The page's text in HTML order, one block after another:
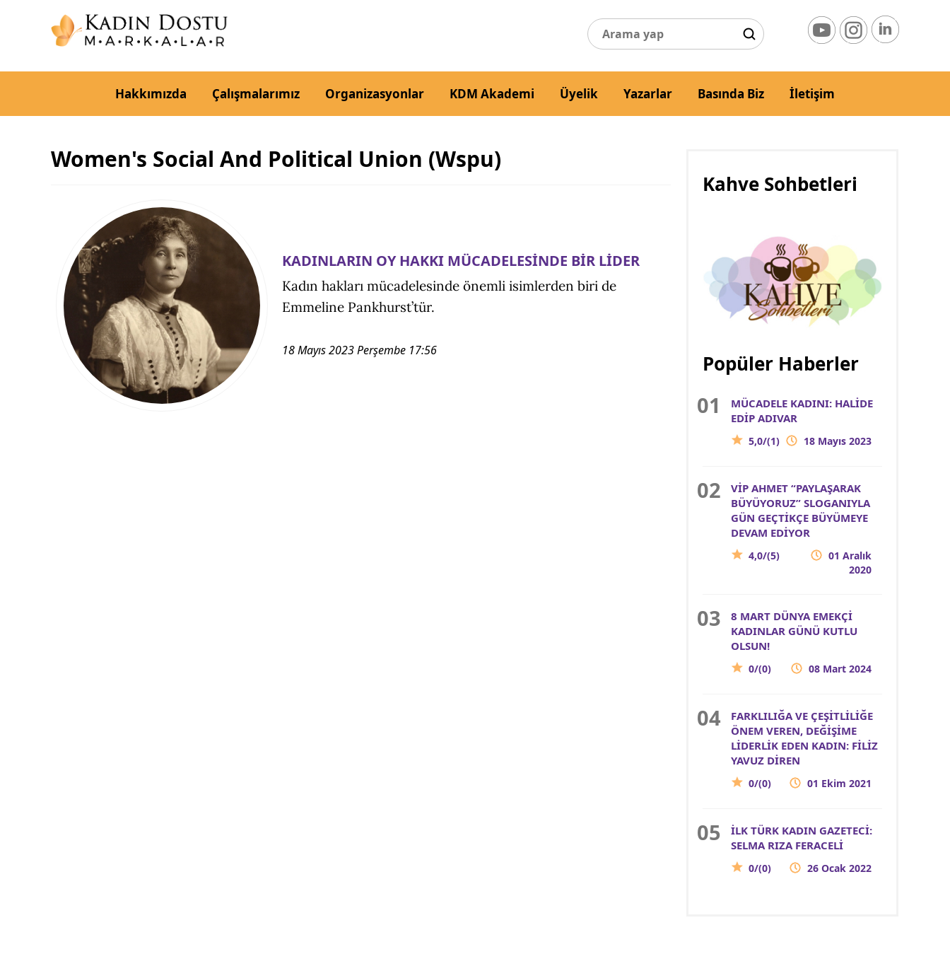
Hakkımızda Çalışmalarımız Organizasyonlar KDM Akademi Üyelik Yazarlar Basında Biz İletişim
Women's Social And Political Union (Wspu)
KADINLARIN OY HAKKI MÜCADELESİNDE BİR LİDER
Kadın hakları mücadelesinde önemli isimlerden biri de
Emmeline Pankhurst’tür.
18 Mayıs 2023 Perşembe 17:56
Kahve Sohbetleri
Popüler Haberler
MÜCADELE KADINI: HALİDE
EDİP ADIVAR
5,0/(1) 18 Mayıs 2023
VİP AHMET “PAYLAŞARAK
BÜYÜYORUZ” SLOGANIYLA
GÜN GEÇTİKÇE BÜYÜMEYE
DEVAM EDİYOR
4,0/(5)
01 Aralık
2020
8 MART DÜNYA EMEKÇİ
KADINLAR GÜNÜ KUTLU
OLSUN!
0/(0) 08 Mart 2024
FARKLILIĞA VE ÇEŞİTLİLİĞE
ÖNEM VEREN, DEĞİŞİME
LİDERLİK EDEN KADIN: FİLİZ
YAVUZ DİREN
0/(0) 01 Ekim 2021
İLK TÜRK KADIN GAZETECİ:
SELMA RIZA FERACELİ
0/(0) 26 Ocak 2022